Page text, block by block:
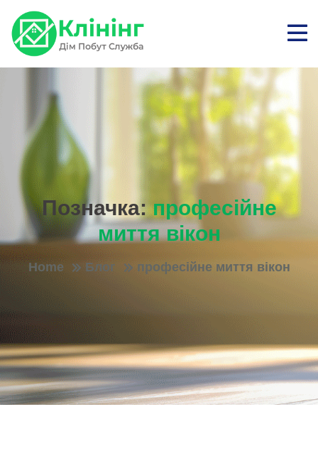
Позначка:професійне
миття вікон
Home Блог професійне миття вікон